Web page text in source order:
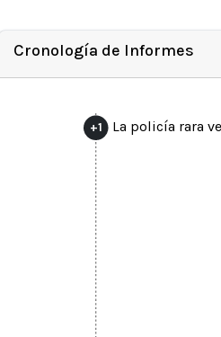
Cronología de Informes
+1 La policía rara